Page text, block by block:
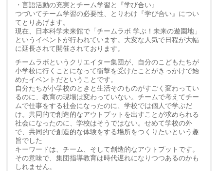
・言語活動の充実とチーム学習と『学び合い』
つづいてチーム学習の必要性、とりわけ『学び合い』につい
てとりあげます。
現在、日本科学未来館で「チームラボ 学ぶ！未来の遊園地」
というイベントが行われています。大変な人気で日程が大幅
に延長されて開催されております。
チームラボというクリエイター集団が、自分のこどもたちが
小学校に行くことになって衝撃を受けたことがきっかけで始
めたイベントだということです。
自分たちが小学校のときと生活そのものがすごく変わってい
るのに、教育の現場は変わっていない。チームで考えてチー
ムで仕事をする社会になったのに、学校では個人で学ぶだ
け。共同的で創造的なアウトプットを出すことが求められる
社会になったのに、学校はそうではない。せめて学校の外
で、共同的で創造的な体験をする場所をつくりたいという趣
旨でした
キーワードは、チーム、そして創造的なアウトプットです。
その意味で、集団指導教育は時代遅れになりつつあるのかも
しれません。